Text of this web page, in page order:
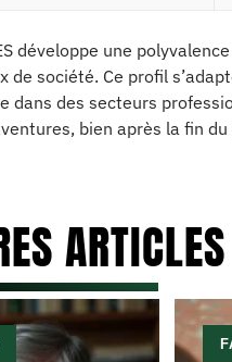
développe une
de société. Ce profil
dans des secteurs
bien après la fin du
ARTICLES